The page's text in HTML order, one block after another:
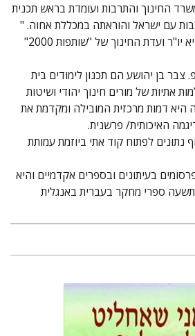
החינוך והתרבות ועומדת בראש תכנית
במסגרות חוץ אקדמיות היא יו"ר ועדת החינוך של "שותפות 2000"
בן יהושע הם תכנון לימודים בית
אתיות של מורים חינוך יהודי ושיטות
היא דמות מרכזית המובילה ומקדמת את
האיכותית/ פרשנית.
לפתוח קוד אתי ביוזמת עמותת
למעלה מ- 100 פרסומים בעיתונים ובספרים אקדמיים והיא
ספרי מחקר בעברית באנגלית
בן יהושע
לירון דושניק